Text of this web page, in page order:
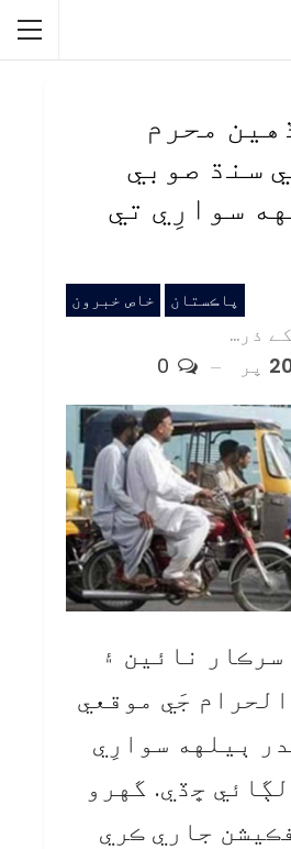
محرم
سنڌ صوبي
سوارِي تي
پاڪستان خاص خبرون
کے ذریعہ
پر
نائين ۽
جَي موقعي
ٻيلهه سوارِي
ڇڏي. گهرو
جاري ڪري